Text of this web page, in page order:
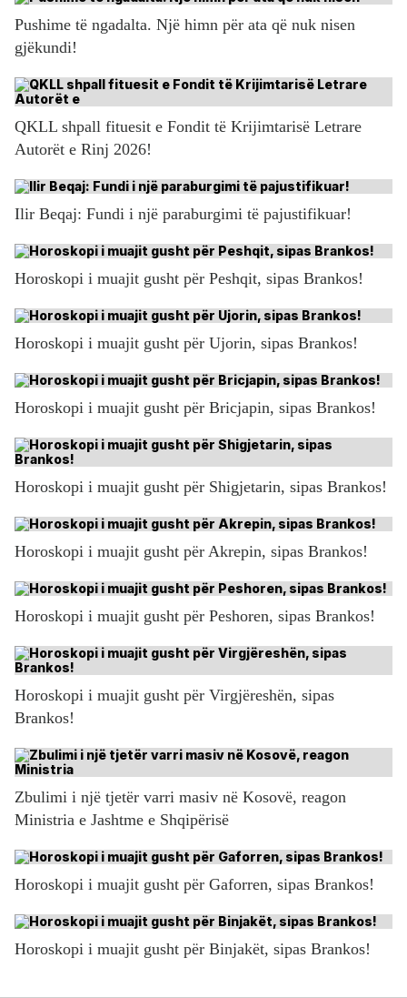
Pushime të ngadalta. Një himn për ata që nuk nisen
gjëkundi!
QKLL shpall fituesit e Fondit të Krijimtarisë Letrare
Autorët e Rinj 2026!
Ilir Beqaj: Fundi i një paraburgimi të pajustifikuar!
Horoskopi i muajit gusht për Peshqit, sipas Brankos!
Horoskopi i muajit gusht për Ujorin, sipas Brankos!
Horoskopi i muajit gusht për Bricjapin, sipas Brankos!
Horoskopi i muajit gusht për Shigjetarin, sipas Brankos!
Horoskopi i muajit gusht për Akrepin, sipas Brankos!
Horoskopi i muajit gusht për Peshoren, sipas Brankos!
Horoskopi i muajit gusht për Virgjëreshën, sipas
Brankos!
Zbulimi i një tjetër varri masiv në Kosovë, reagon
Ministria e Jashtme e Shqipërisë
Horoskopi i muajit gusht për Gaforren, sipas Brankos!
Horoskopi i muajit gusht për Binjakët, sipas Brankos!